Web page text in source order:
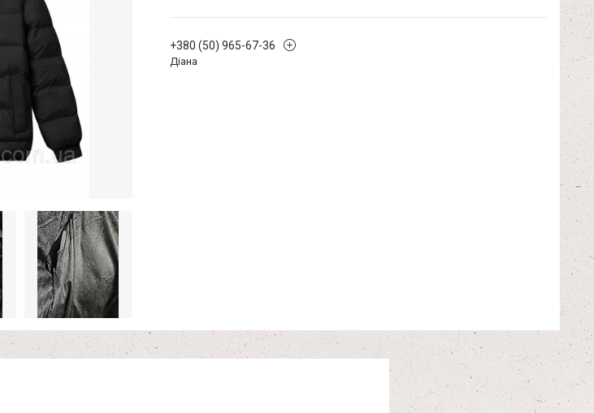
+380 (50) 965-67-36
Діана